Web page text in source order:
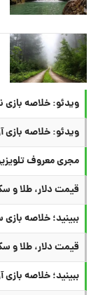
ویدئو: خلاصه بازی نروژ ۱ -
ویدئو: خلاصه بازی
مجری معروف
قیمت دلار، طلا و سکه
ببینید؛ خلاصه بازی سوئیس ۰ (۴) - کلمبیا
قیمت دلار، طلا و سکه
ببینید؛ خلاصه بازی آرژانتین ۳ - مصر